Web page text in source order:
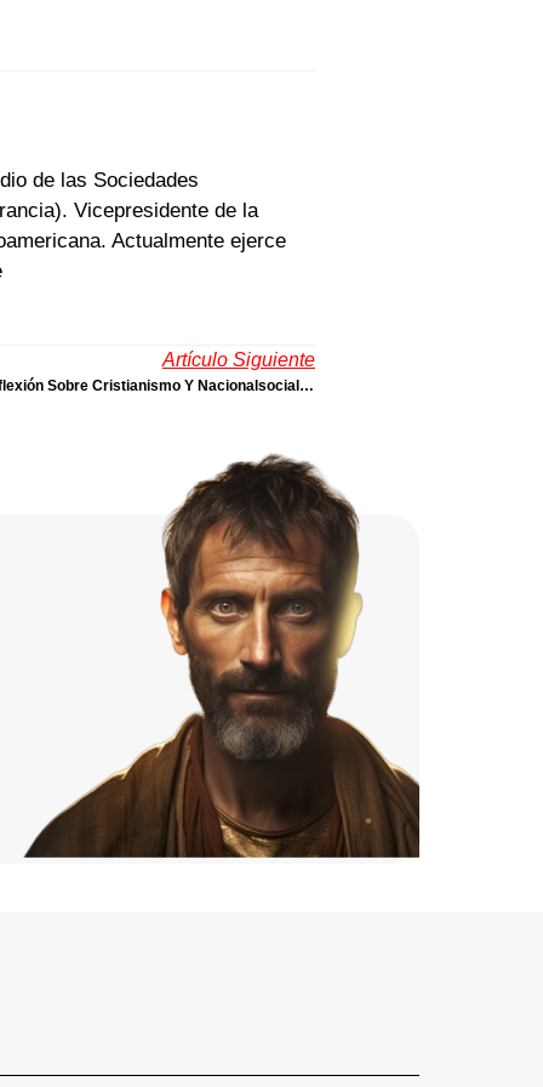
de las Sociedades
Vicepresidente de la
Actualmente ejerce
Artículo Siguiente
¿Quién Estaría Hoy Con Hitler? Una Reflexión Sobre Cristianismo Y Nacionalsocialismo | Por Manfred Svensson